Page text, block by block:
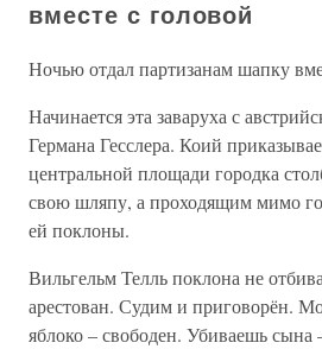
вместе с головой
Ночью отдал партизанам шапку
Начинается эта заваруха с
Германа Гесслера. Коий
центральной площади городка
свою шляпу, а проходящим мимо
ей поклоны.
Вильгельм Телль поклона не
арестован. Судим и приговорён.
яблоко – свободен. Убиваешь сына